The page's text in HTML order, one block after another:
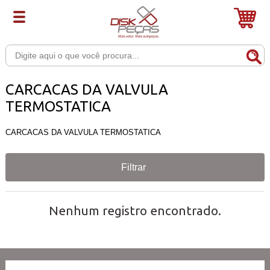
CARCACAS DA VALVULA
TERMOSTATICA
CARCACAS DA VALVULA TERMOSTATICA
Filtrar
Nenhum registro encontrado.